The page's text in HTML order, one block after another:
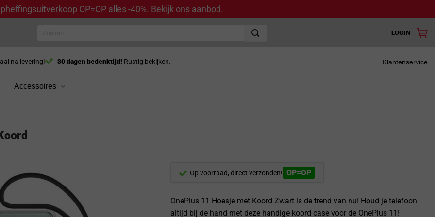
OP=OP alles -40%. Bekijk ons aanbod.
LOGIN
na levering! 30 dagen bedenktijd! Rustig bekijken. Klantenservice
Accessoires
Op voorraad, direct verzonden! OP=OP
OnePlus 11 Hoesje met Koord Zwart is de trend van nu! Houd je telefoon
altijd bij de hand met deze handige koord case voor de OnePlus 11!